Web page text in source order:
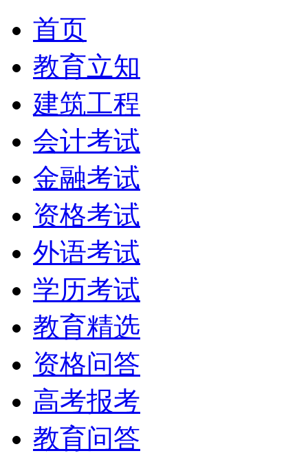
首页
教育立知
建筑工程
会计考试
金融考试
资格考试
外语考试
学历考试
教育精选
资格问答
高考报考
教育问答